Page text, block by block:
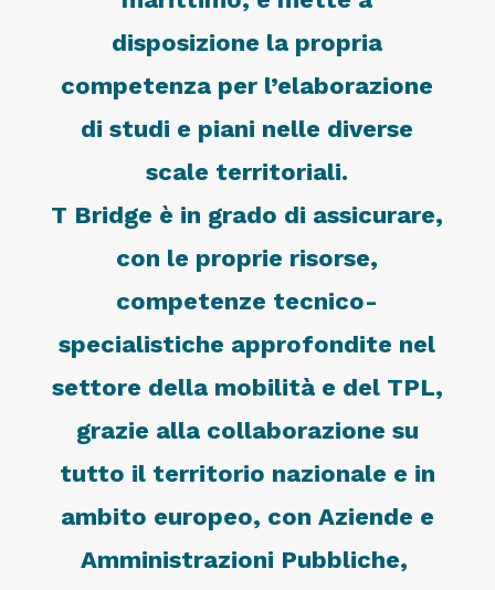
disposizione la propria
competenza per l’elaborazione
di studi e piani nelle diverse
scale territoriali.
T Bridge è in grado di assicurare,
con le proprie risorse,
competenze tecnico-
specialistiche approfondite nel
settore della mobilità e del TPL,
grazie alla collaborazione su
tutto il territorio nazionale e in
ambito europeo, con Aziende e
Amministrazioni Pubbliche,